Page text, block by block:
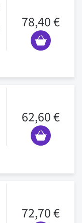
78,40 €
62,60 €
72,70 €